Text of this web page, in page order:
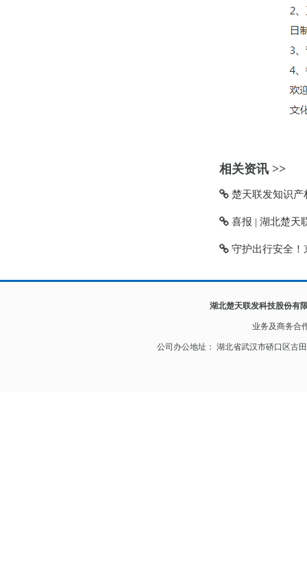
相关资讯 >>
楚天联发知识产
喜报 | 湖北楚天
守护出行安全！
湖北楚天联发科技股份有
业务及商务合
公司办公地址： 湖北省武汉市硚口区古